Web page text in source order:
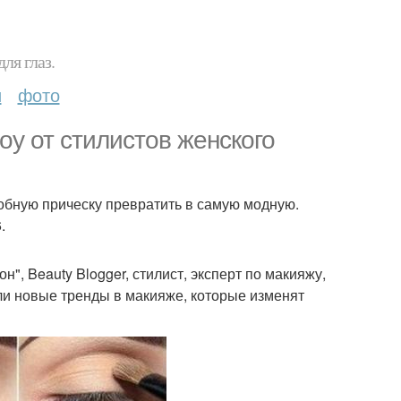
глаз.
фото
от стилистов женского
прическу превратить в самую модную.
Beauty Blogger, стилист, эксперт по макияжу,
новые тренды в макияже, которые изменят